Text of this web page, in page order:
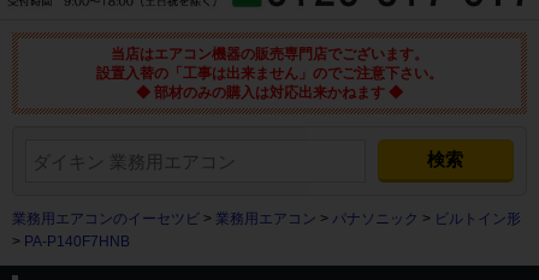
当店はエアコン機器の販売専門店でございます。
設置入替の「工事は出来ません」のでご注意下さい。
◆ 部材のみの購入は対応出来かねます ◆
業務用エアコンのイーセツビ > 業務用エアコン > パナソニック > ビルトイン形
> PA-P140F7HNB